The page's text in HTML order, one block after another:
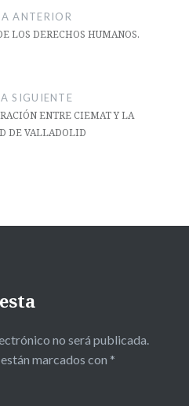
ANTERIOR
LOS DERECHOS HUMANOS.
SIGUIENTE
ENTRE CIEMAT Y LA
DE VALLADOLID
no será publicada.
marcados con *